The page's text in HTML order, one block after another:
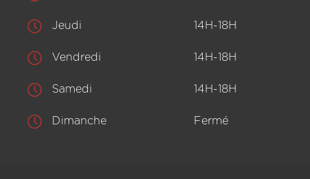
Jeudi 14H-18H
Vendredi 14H-18H
Samedi 14H-18H
Dimanche Fermé